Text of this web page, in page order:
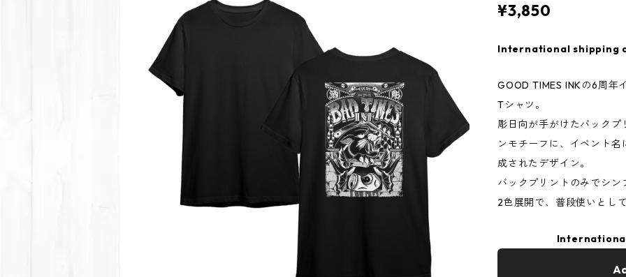
¥3,850
International shipping
GOOD TIMES INKの6周年
Tシャツ。
彫日向が手がけたバックプ
ンモチーフに、イベント
成されたデザイン。
バックプリントのみでシ
2色展開で、普段使いとし